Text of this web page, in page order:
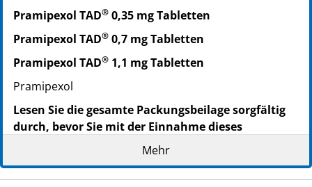
Pramipexol TAD® 0,35 mg Tabletten
Pramipexol TAD® 0,7 mg Tabletten
Pramipexol TAD® 1,1 mg Tabletten
Pramipexol
Lesen Sie die gesamte Packungsbeilage sorgfältig
durch, bevor Sie mit der Einnahme dieses
Arzneimittels beginnen.
Heben Sie die Packungsbeilage auf. Vielleicht
möchten Sie diese später nochmals lesen.
Mehr